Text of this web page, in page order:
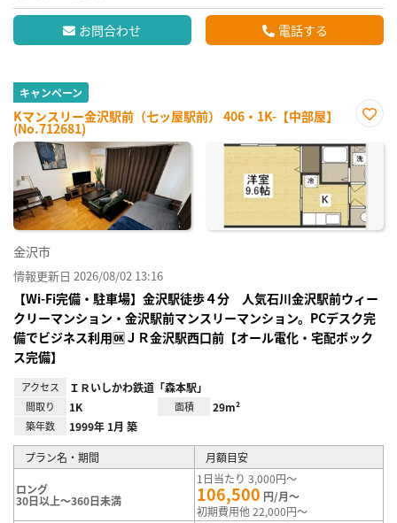
お問合わせ 電話する
キャンペーン
Kマンスリー金沢駅前（七ッ屋駅前） 406・1K-【中部屋】
(No.712681)
に入
り登
録
金沢市
情報更新日 2026/08/02 13:16
【Wi-Fi完備・駐車場】金沢駅徒歩４分 人気石川金沢駅前ウィー
クリーマンション・金沢駅前マンスリーマンション。PCデスク完
備でビジネス利用🆗ＪＲ金沢駅西口前【オール電化・宅配ボック
ス完備】
アクセス ＩＲいしかわ鉄道「森本駅」
間取り 1K 面積 29m²
築年数 1999年 1月 築
プラン名・期間 月額目安
ロング
30日以上～360日未満
1日当たり 3,000円～
106,500 円/月～
初期費用他 22,000円～